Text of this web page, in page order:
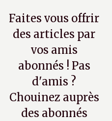
Faites vous offrir
des articles par
vos amis
abonnés ! Pas
d'amis ?
Chouinez auprès
des abonnés